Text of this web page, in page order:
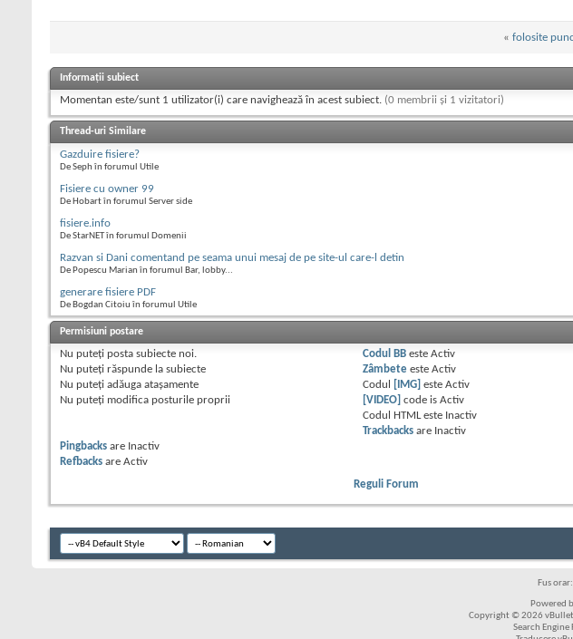
« folosite
Informații subiect
Momentan este/sunt 1 utilizator(i) care navighează în acest subiect. (0 membrii și 1 vizitatori)
Thread-uri Similare
Gazduire fisiere?
De Seph în forumul Utile
Fisiere cu owner 99
De Hobart în forumul Server side
fisiere.info
De StarNET în forumul Domenii
Razvan si Dani comentand pe seama unui mesaj de pe site-ul care-l detin
De Popescu Marian în forumul Bar, lobby...
generare fisiere PDF
De Bogdan Citoiu în forumul Utile
Permisiuni postare
Nu puteţi posta subiecte noi.
Nu puteţi răspunde la subiecte
Nu puteţi adăuga ataşamente
Nu puteţi modifica posturile proprii
Codul BB esteActiv
Zâmbete esteActiv
Codul
[IMG] esteActiv
[VIDEO] code isActiv
Codul HTML este Inactiv
Trackbacks are Inactiv
Pingbacks are Inactiv
Refbacks are Activ
Reguli Forum
Fus
Powered
Copyright © 2026
Search Engine